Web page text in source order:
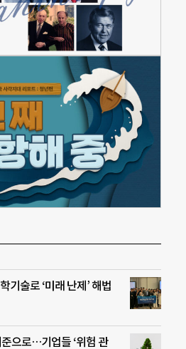
기술로 ‘미래 난제’ 해법
으로…기업들 ‘위험 관